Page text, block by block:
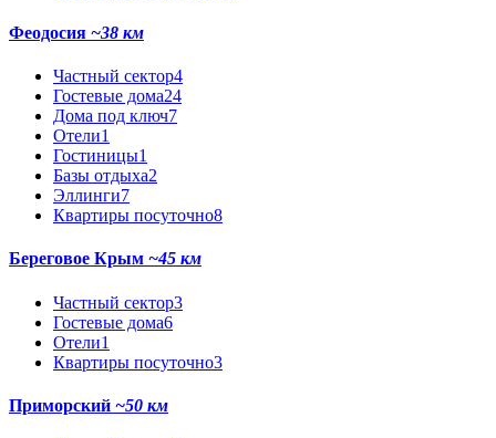
Феодосия ~38 км
Частный сектор4
Гостевые дома24
Дома под ключ7
Отели1
Гостиницы1
Базы отдыха2
Эллинги7
Квартиры посуточно8
Береговое Крым ~45 км
Частный сектор3
Гостевые дома6
Отели1
Квартиры посуточно3
Приморский ~50 км